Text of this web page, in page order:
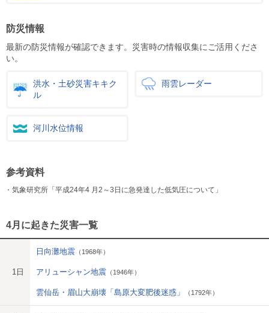
防災情報
最新の防災情報が確認できます。災害時の情報収集にご活用くださ
い。
洪水・土砂災害キキク
ル
雨雲レーダー
河川水位情報
参考資料
気象研究所「平成24年4 月2～3日に急発達した低気圧について」
4月に起きた災害一覧
1日
日向灘地震 （1968年）
アリューシャン地震 （1946年）
雲仙岳・眉山大崩壊「島原大変肥後迷惑」 （1792年）